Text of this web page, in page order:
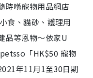
時喺寵物用品網店
食、貓砂、護理用
品等恩物～依家U
「HK$50 寵物
年11月1至30日期